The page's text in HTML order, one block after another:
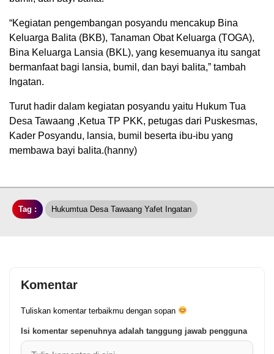
“Kegiatan pengembangan posyandu mencakup Bina
Keluarga Balita (BKB), Tanaman Obat Keluarga (TOGA),
Bina Keluarga Lansia (BKL), yang kesemuanya itu sangat
bermanfaat bagi lansia, bumil, dan bayi balita,” tambah
Ingatan.
Turut hadir dalam kegiatan posyandu yaitu Hukum Tua
Desa Tawaang ,Ketua TP PKK, petugas dari Puskesmas,
Kader Posyandu, lansia, bumil beserta ibu-ibu yang
membawa bayi balita.(hanny)
Tag : Hukumtua Desa Tawaang Yafet Ingatan
Komentar
Tuliskan komentar terbaikmu dengan sopan
Isi komentar sepenuhnya adalah tanggung jawab pengguna